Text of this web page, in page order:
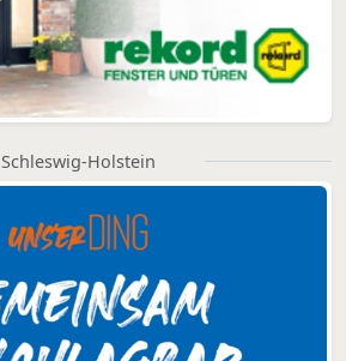
Schleswig-Holstein